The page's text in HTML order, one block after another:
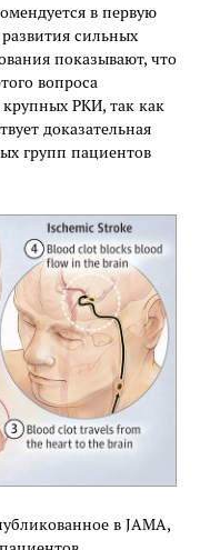
в первую
сильных
показывают, что
вопроса
РКИ, так как
доказательная
групп пациентов
в JAMA,